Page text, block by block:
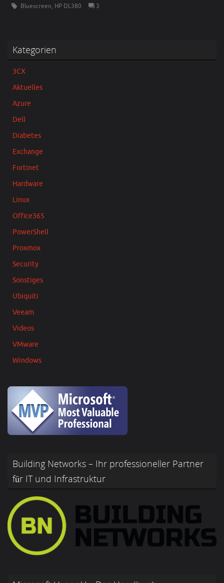
Bluescreen, HP DL380 3
Kategorien
3CX
Aktuelles
Azure
Dell
Diabetes
Exchange
Fortinet
Hardware
Linux
Office365
PowerShell
Proxmox
Security
Sonstiges
Ubiquiti
Veeam
Videos
VMware
Windows
Building Networks – Ihr professioneller Partner
für IT und Infrastruktur